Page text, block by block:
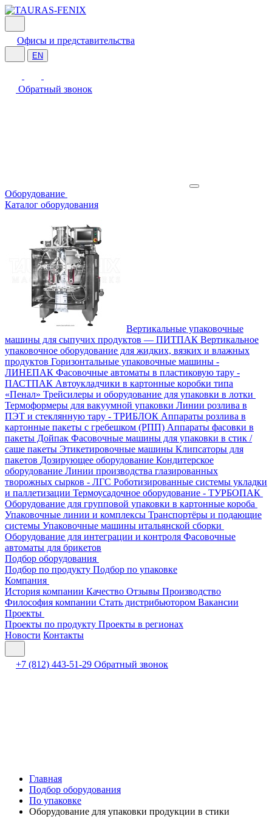
Офисы и представительства
EN
Обратный звонок
Оборудование
Каталог оборудования
Вертикальные упаковочные
машины для сыпучих продуктов — ПИТПАК Вертикальное
упаковочное оборудование для жидких, вязких и влажных
продуктов Горизонтальные упаковочные машины -
ЛИНЕПАК Фасовочные автоматы в пластиковую тару -
ПАСТПАК Автоукладчики в картонные коробки типа
«Пенал» Трейсилеры и оборудование для упаковки в лотки
Термоформеры для вакуумной упаковки Линии розлива в
ПЭТ и стеклянную тару - ТРИБЛОК Аппараты розлива в
картонные пакеты с гребешком (РПП) Аппараты фасовки в
пакеты Дойпак Фасовочные машины для упаковки в стик /
саше пакеты Этикетировочные машины Клипсаторы для
пакетов Дозирующее оборудование Кондитерское
оборудование Линии производства глазированных
творожных сырков - ЛГС Роботизированные системы укладки
и паллетизации Термоусадочное оборудование - ТУРБОПАК
Оборудование для групповой упаковки в картонные короба
Упаковочные линии и комплексы Транспортёры и подающие
системы Упаковочные машины итальянской сборки
Оборудование для интеграции и контроля Фасовочные
автоматы для брикетов
Подбор оборудования
Подбор по продукту Подбор по упаковке
Компания
История компании Качество Отзывы Производство
Философия компании Стать дистрибьютором Вакансии
Проекты
Проекты по продукту Проекты в регионах
Новости Контакты
+7 (812) 443-51-29 Обратный звонок
Главная
Подбор оборудования
По упаковке
Оборудование для упаковки продукции в стики